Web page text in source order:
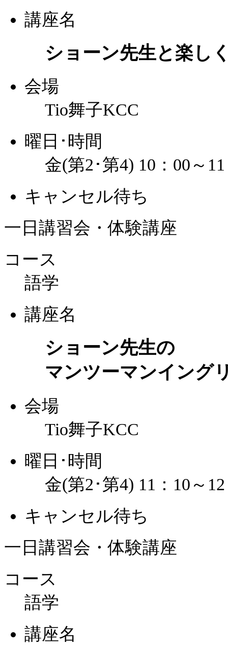
講座名
ショーン先生と楽し
会場
Tio舞子KCC
曜日･時間
金(第2･第4) 10：00～
キャンセル待ち
一日講習会・体験講座
コース
語学
講座名
ショーン先生の
マンツーマンイング
会場
Tio舞子KCC
曜日･時間
金(第2･第4) 11：10～
キャンセル待ち
一日講習会・体験講座
コース
語学
講座名